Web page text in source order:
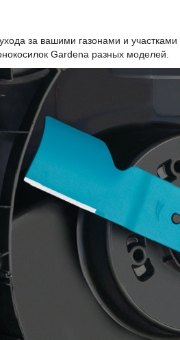
за вашими газонами и
Gardena разных моделей.